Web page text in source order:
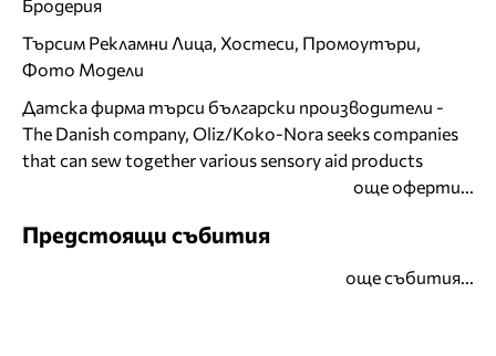
Бродерия
Търсим Рекламни Лица, Хостеси, Промоутъри,
Фото Модели
Датска фирма търси български производители -
The Danish company, Oliz/Koko-Nora seeks companies
that can sew together various sensory aid products
още оферти...
Предстоящи събития
още събития...